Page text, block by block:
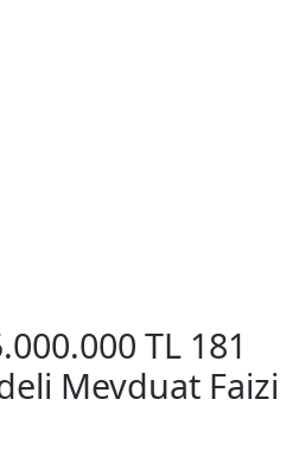
TL 181
Mevduat Faizi